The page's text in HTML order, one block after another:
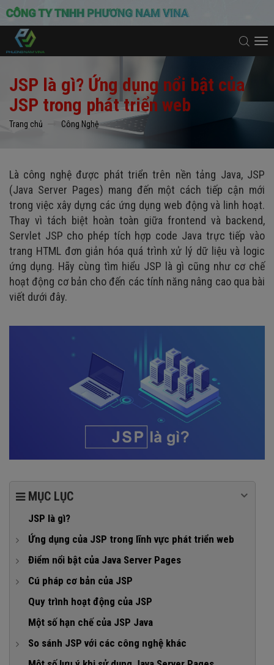
JSP là gì? Ứng dụng nổi bật của
JSP trong phát triển web
Trang chủ Công Nghệ
Là công nghệ được phát triển trên nền tảng Java, JSP
(Java Server Pages) mang đến một cách tiếp cận mới
trong việc xây dựng các ứng dụng web động và linh hoạt.
Thay vì tách biệt hoàn toàn giữa frontend và backend,
Servlet JSP cho phép tích hợp code Java trực tiếp vào
trang HTML đơn giản hóa quá trình xử lý dữ liệu và logic
ứng dụng. Hãy cùng tìm hiểu JSP là gì cũng như cơ chế
hoạt động cơ bản cho đến các tính năng nâng cao qua bài
viết dưới đây.
MỤC LỤC
JSP là gì?
Ứng dụng của JSP trong lĩnh vực phát triển web
1. Tạo trang web thương mại điện tử
2. Hệ thống quản lý nội dung (CMS)
3. Cổng thông tin điện tử
4. Hệ thống diễn đàn trực tuyến
Điểm nổi bật của Java Server Pages
1. Mã hóa trên server-side
2. Tích hợp dễ dàng với các công nghệ Java khác
3. Ngôn ngữ script linh hoạt
Cú pháp cơ bản của JSP
1. Cấu trúc cơ bản của một trang Java Server Pages
2. Các loại thẻ Java Server Pages
3. Các hành động chuẩn trong JSP
Quy trình hoạt động của JSP
Một số hạn chế của JSP Java
So sánh JSP với các công nghệ khác
1. So sánh JSP và Servlet